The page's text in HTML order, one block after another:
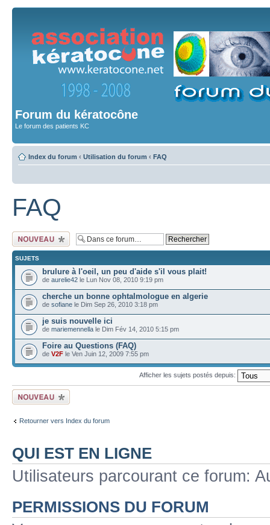
Forum du kératocône
Le forum des patients KC
Index du forum ‹ Utilisation du forum ‹ FAQ
FAQ
Ecrire un nouveau
sujet
SUJETS
brulure à l'oeil, un peu d'aide s'il vous plait!
de aurelie42 le Lun Nov 08, 2010 9:19 pm
cherche un bonne ophtalmologue en algerie
de sofiane le Dim Sep 26, 2010 3:18 pm
je suis nouvelle ici
de mariemennella le Dim Fév 14, 2010 5:15 pm
Foire au Questions (FAQ)
de V2F le Ven Juin 12, 2009 7:55 pm
Afficher les sujets postés depuis:
Ecrire un nouveau
sujet
Retourner vers Index du forum
QUI EST EN LIGNE
Utilisateurs parcourant ce forum:
PERMISSIONS DU FORUM